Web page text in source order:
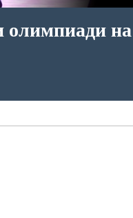
олимпиади на